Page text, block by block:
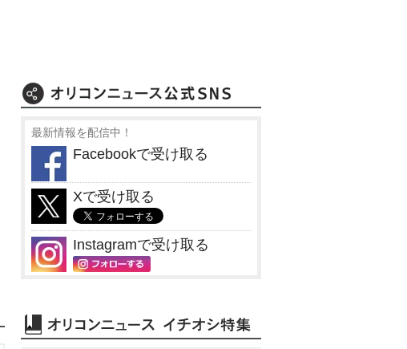
最新情報を配信中！
Facebookで受け取る
Xで受け取る
Instagramで受け取る